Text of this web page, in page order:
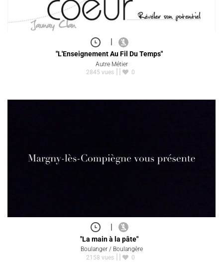
|
"L'Enseignement Au Fil Du Temps"
Autre Métier
2845 vues
0
|
"La main à la pâte"
Boulanger / Boulangère
2158 vues
0